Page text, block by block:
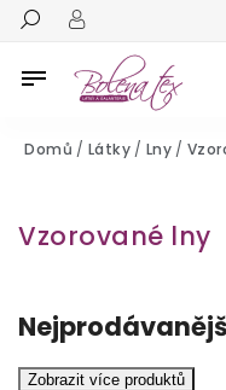
Domů / Látky / Lny /
Vzorované lny
Zobrazit více produktů